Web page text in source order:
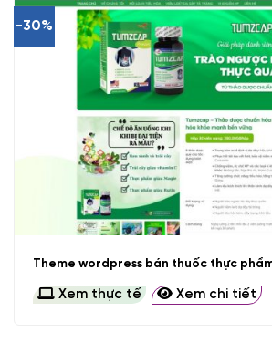
-30%
Theme wordpress bán thuốc thực
Xem thực tế Xem chi tiết